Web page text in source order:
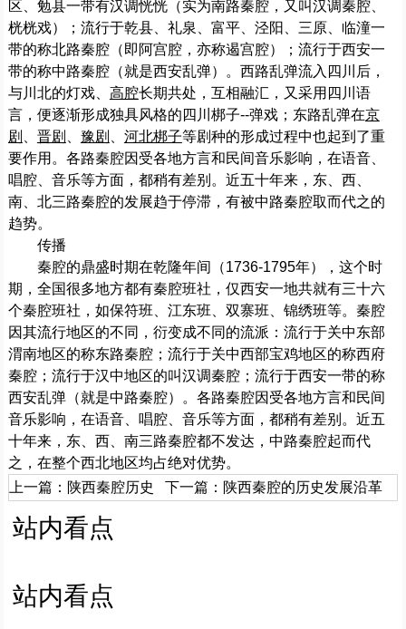
区、勉县一带有汉调恍恍（实为南路秦腔，又叫汉调秦腔、
桄桄戏）；流行于乾县、礼泉、富平、泾阳、三原、临潼一
带的称北路秦腔（即阿宫腔，亦称遏宫腔）；流行于西安一
带的称中路秦腔（就是西安乱弹）。西路乱弹流入四川后，
与川北的灯戏、 高腔长期共处，互相融汇，又采用四川语
言，便逐渐形成独具风格的四川梆子--弹戏；东路乱弹在京
剧
晋剧 豫剧 河北梆子等剧种的形成过程中也起到了重
要作用。各路秦腔因受各地方言和民间音乐影响，在语音、
唱腔、音乐等方面，都稍有差别。近五十年来，东、西、
南、北三路秦腔的发展趋于停滞，有被中路秦腔取而代之的
趋势。
传播
秦腔的鼎盛时期在乾隆年间（1736-1795年），这个时
期，全国很多地方都有秦腔班社，仅西安一地共就有三十六
个秦腔班社，如保符班、江东班、双寨班、锦绣班等。秦腔
因其流行地区的不同，衍变成不同的流派：流行于关中东部
渭南地区的称东路秦腔；流行于关中西部宝鸡地区的称西府
秦腔；流行于汉中地区的叫汉调秦腔；流行于西安一带的称
西安乱弹（就是中路秦腔）。各路秦腔因受各地方言和民间
音乐影响，在语音、唱腔、音乐等方面，都稍有差别。近五
十年来，东、西、南三路秦腔都不发达，中路秦腔起而代
之，在整个西北地区均占绝对优势。
上一篇： 陕西秦腔历史 下一篇： 陕西秦腔的历史发展沿革
站内看点
站内看点